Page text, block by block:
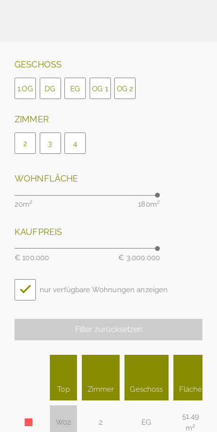
GESCHOSS
1.OG DG EG OG 1 OG 2
ZIMMER
2 3 4
WOHNFLÄCHE
20m² 180m²
KAUFPREIS
€ 100.000 € 3.000.000
nur verfügbare Wohnungen anzeigen
Filter zurücksetzen
Top Zimmer Geschoss Fläche
W02 2 EG
51.49
m²